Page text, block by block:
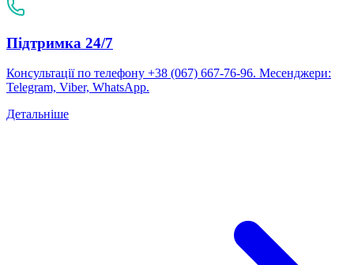
Підтримка 24/7
Консультації по телефону +38 (067) 667-76-96. Месенджери:
Telegram, Viber, WhatsApp.
Детальніше